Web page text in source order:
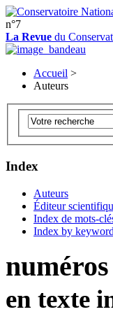
n°7
La Revue du
Accueil >
Auteurs
Index
Auteurs
Éditeur
Index de mots-
Index by keyword
numéros
en texte